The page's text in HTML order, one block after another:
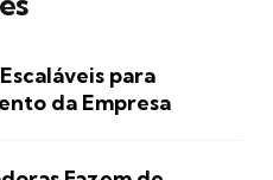
para
da Empresa